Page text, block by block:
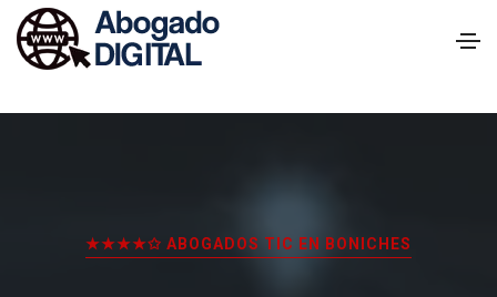
★★★★✩ ABOGADOS TIC EN BONICHES